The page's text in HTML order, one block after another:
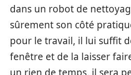
dans un robot de
sûrement son côté
pour le travail, il lui suffit
fenêtre et de la laisser
un rien de temps, il sera